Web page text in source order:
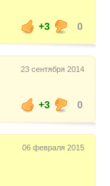
+3
0
23 сентября 2014
+3
0
06 февраля 2015